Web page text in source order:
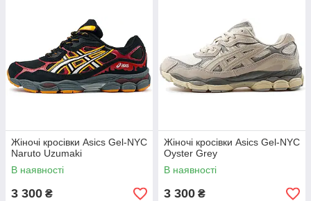
Жіночі кросівки Asics Gel-NYC
Naruto Uzumaki
В наявності
3 300 ₴
Жіночі кросівки Asics Gel-NYC
Oyster Grey
В наявності
3 300 ₴